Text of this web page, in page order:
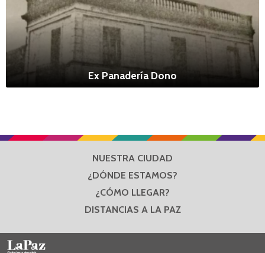
Ex Panadería Dono
NUESTRA CIUDAD
¿DÓNDE ESTAMOS?
¿CÓMO LLEGAR?
DISTANCIAS A LA PAZ